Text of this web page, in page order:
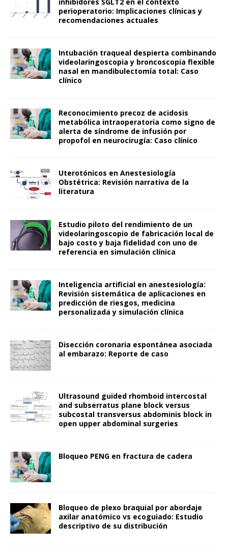
perioperatorio: Implicaciones clínicas y
recomendaciones actuales
Intubación traqueal despierta combinando
videolaringoscopia y broncoscopia flexible
nasal en mandibulectomía total: Caso
clínico
Reconocimiento precoz de acidosis
metabólica intraoperatoria como signo de
alerta de síndrome de infusión por
propofol en neurocirugía: Caso clínico
Uterotónicos en Anestesiología
Obstétrica: Revisión narrativa de la
literatura
Estudio piloto del rendimiento de un
videolaringoscopio de fabricación local de
bajo costo y baja fidelidad con uno de
referencia en simulación clínica
Inteligencia artificial en anestesiología:
Revisión sistemática de aplicaciones en
predicción de riesgos, medicina
personalizada y simulación clínica
Disección coronaria espontánea asociada
al embarazo: Reporte de caso
Ultrasound guided rhomboid intercostal
and subserratus plane block versus
subcostal transversus abdominis block in
open upper abdominal surgeries
Bloqueo PENG en fractura de cadera
Bloqueo de plexo braquial por abordaje
axilar anatómico vs ecoguiado: Estudio
descriptivo de su distribución